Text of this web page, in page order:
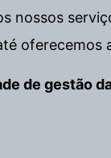
nossos
oferecemos
de gestão